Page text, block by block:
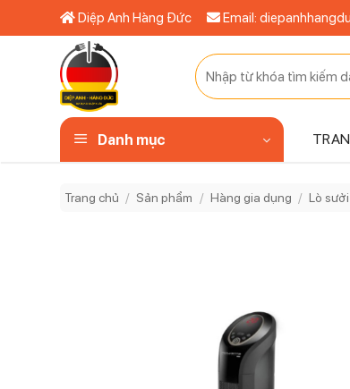
qua
Diệp Anh Hàng Đức Email:
Tìm
kiếm:
Danh mục
Trang chủ / Sản phẩm / Hàng gia dụng / Lò sưởi